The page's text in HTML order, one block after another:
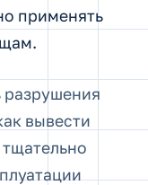
применять
разрушения
вывести